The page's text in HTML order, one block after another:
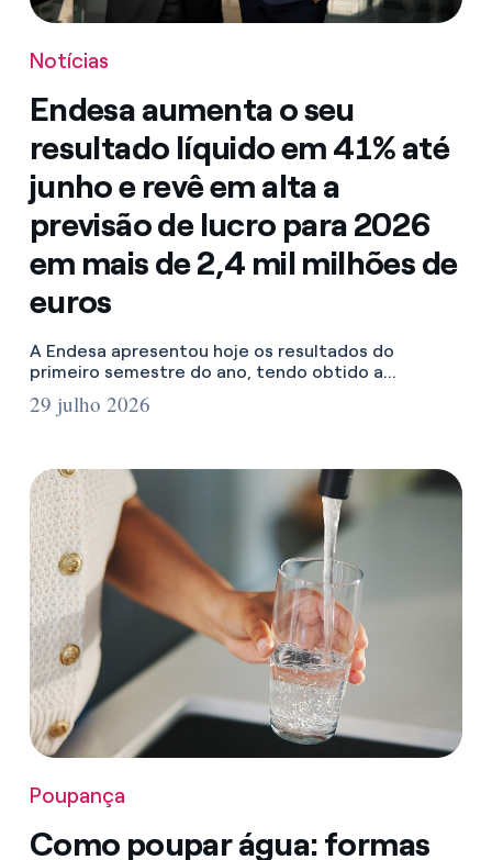
Notícias
Endesa aumenta o seu
resultado líquido em 41% até
junho e revê em alta a
previsão de lucro para 2026
em mais de 2,4 mil milhões de
euros
A Endesa apresentou hoje os resultados do
primeiro semestre do ano, tendo obtido a...
29 julho 2026
Poupança
Como poupar água: formas